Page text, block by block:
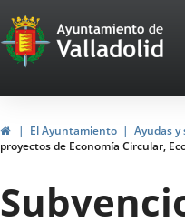
Portal
Web
del
de
Valladolid
HomeEl Ayuntamiento Ayudas y
proyectos de Economía Circular,